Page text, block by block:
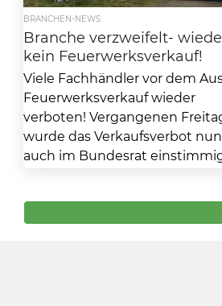
BRANCHEN-NEWS
Branche verzweifelt-
kein Feuerwerksverkauf!
Viele Fachhändler vor dem
Feuerwerksverkauf wieder
verboten! Vergangenen
wurde das Verkaufsverbot nun
auch im Bundesrat